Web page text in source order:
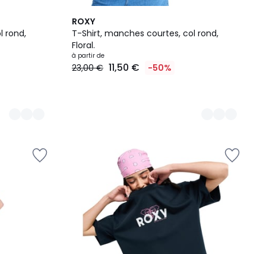
rond,
ROXY
T-Shirt, manches courtes, col rond,
Floral.
à partir de
23,00 € 11,50 € -50%
3
Couleurs